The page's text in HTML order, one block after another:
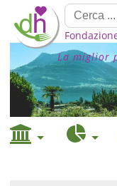
La miglior